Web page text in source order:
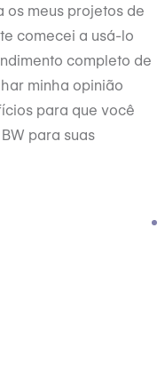
os meus projetos de
comecei a usá-lo
completo de
minha opinião
para que você
para suas